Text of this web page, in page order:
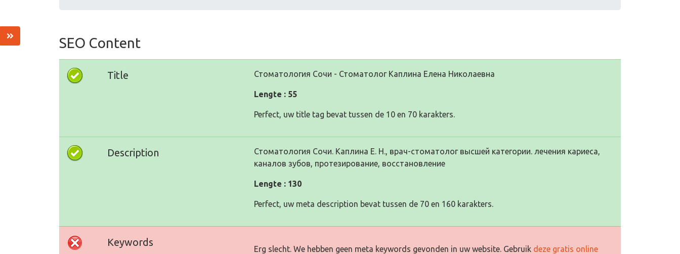
SEO Content
Title Стоматология Сочи - Стоматолог Каплина Елена Николаевна
Lengte : 55
Perfect, uw title tag bevat tussen de 10 en 70 karakters.
Description
Стоматология Сочи. Каплина Е. Н., врач-стоматолог высшей категории. лечения кариеса,
каналов зубов, протезирование, восстановление
Lengte : 130
Perfect, uw meta description bevat tussen de 70 en 160 karakters.
Keywords
Erg slecht. We hebben geen meta keywords gevonden in uw website. Gebruik deze gratis online